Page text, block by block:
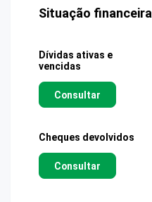
Situação financeira
Dívidas ativas e
vencidas
Consultar
Cheques devolvidos
Consultar